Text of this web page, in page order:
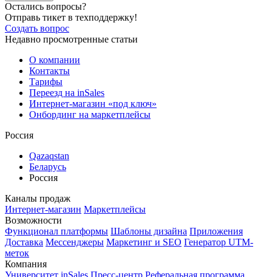
Остались вопросы?
Отправь тикет в техподдержку!
Создать вопрос
Недавно просмотренные статьи
О компании
Контакты
Тарифы
Переезд на inSales
Интернет-магазин «под ключ»
Онбординг на маркетплейсы
Россия
Qazaqstan
Беларусь
Россия
Каналы продаж
Интернет-магазин Маркетплейсы
Возможности
Функционал платформы Шаблоны дизайна Приложения
Доставка Мессенджеры Маркетинг и SEO Генератор UTM-
меток
Компания
Университет inSales Пресс-центр Реферальная программа